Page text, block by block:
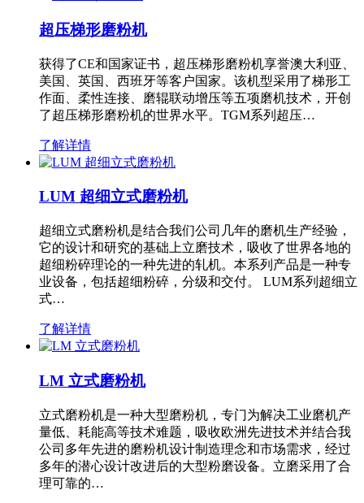
超压梯形磨粉机
获得了CE和国家证书，超压梯形磨粉机享誉澳大利亚、
美国、英国、西班牙等客户国家。该机型采用了梯形工
作面、柔性连接、磨辊联动增压等五项磨机技术，开创
了超压梯形磨粉机的世界水平。TGM系列超压…
了解详情
LUM 超细立式磨粉机
超细立式磨粉机是结合我们公司几年的磨机生产经验，
它的设计和研究的基础上立磨技术，吸收了世界各地的
超细粉碎理论的一种先进的轧机。本系列产品是一种专
业设备，包括超细粉碎，分级和交付。 LUM系列超细立
式…
了解详情
LM 立式磨粉机
立式磨粉机是一种大型磨粉机，专门为解决工业磨机产
量低、耗能高等技术难题，吸收欧洲先进技术并结合我
公司多年先进的磨粉机设计制造理念和市场需求，经过
多年的潜心设计改进后的大型粉磨设备。立磨采用了合
理可靠的…